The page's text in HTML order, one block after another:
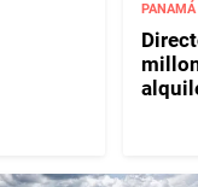
PANAMÁ